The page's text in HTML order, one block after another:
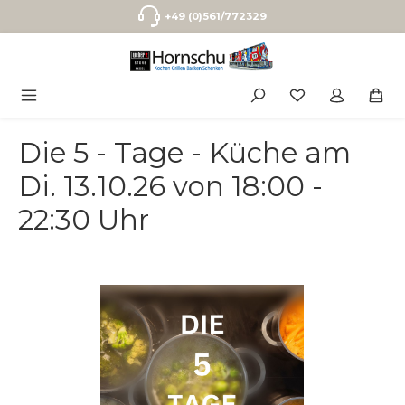
Zum Hauptinhalt springen+49 (0)561/772329
Die 5 - Tage - Küche am
Di. 13.10.26 von 18:00 -
22:30 Uhr
Bildergalerie überspringen